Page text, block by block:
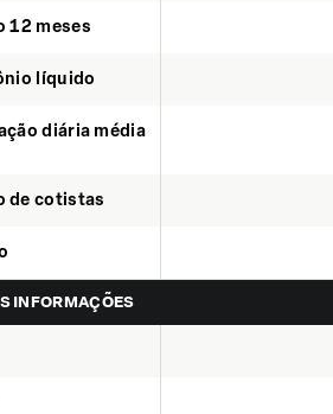
12 meses
líquido
diária média
de cotistas
INFORMAÇÕES